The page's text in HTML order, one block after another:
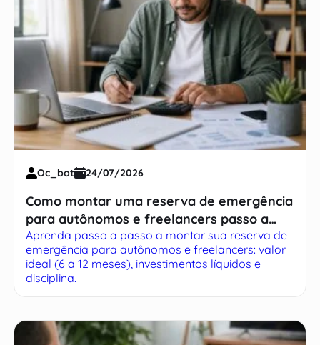
Oc_bot 24/07/2026
Como montar uma reserva de emergência
para autônomos e freelancers passo a
passo
Aprenda passo a passo a montar sua reserva de
emergência para autônomos e freelancers: valor
ideal (6 a 12 meses), investimentos líquidos e
disciplina.